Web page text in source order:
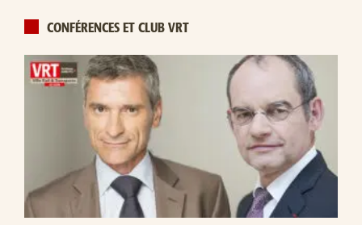
CONFÉRENCES ET CLUB VRT